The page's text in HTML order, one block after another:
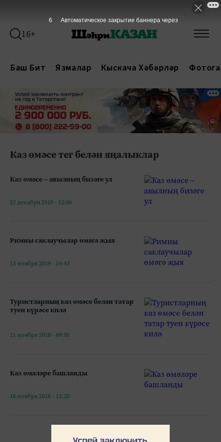
16+
Баш Бит Язмалар Кыскача Хәбәрләр
Каз өмәсе тег белән яңалыклар
Каз өмәсе – авылның бизәге ул
22 декабря 2019 - 12:06
Римны саклаучылар өмәгә җыя
13 ноября 2019 - 14:43
Туристларның каз өмәсе белән татар
туен күрәсе килә
21 ноября 2018 - 09:50
Каз өмәләре башланды
18 ноября 2018 - 13:20
6 Автоматическое закрытие баннера через